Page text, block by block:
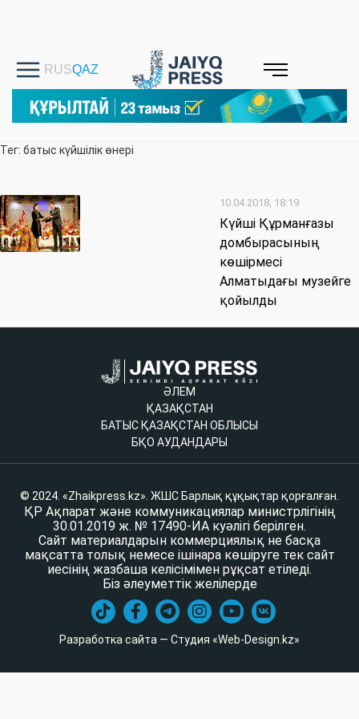
Тег: батыс күйшілік өнері
10.04.2018, 18:19
Күйші Құрманғазы
домбырасының
көшірмесі
Алматыдағы музейге
қойылды
ӘЛЕМ
ҚАЗАҚСТАН
БАТЫС ҚАЗАҚСТАН ОБЛЫСЫ
БҚО АУДАНДАРЫ
© 2024. «Zhaikpress.kz». ЖШС Барлық құқықтар қорғалған.
ҚР Ақпарат және коммуникациялар министрлігінің
30.01.2019 ж. № 17490-ИА куәлігі берілген.
Сайт материалдарын коммерциялық не басқа
мақсатта толық немесе ішінара көшіруге тек сайт
иесінің жазбаша келісімімен рұқсат етіледі.
Біз әлеуметтік желілерде
Разработка сайта — Студия «Web-Design.kz»